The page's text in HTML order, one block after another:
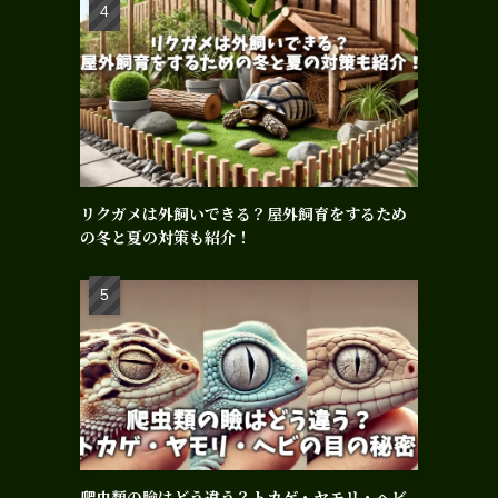
リクガメは外飼いできる？屋外飼育をするため
の冬と夏の対策も紹介！